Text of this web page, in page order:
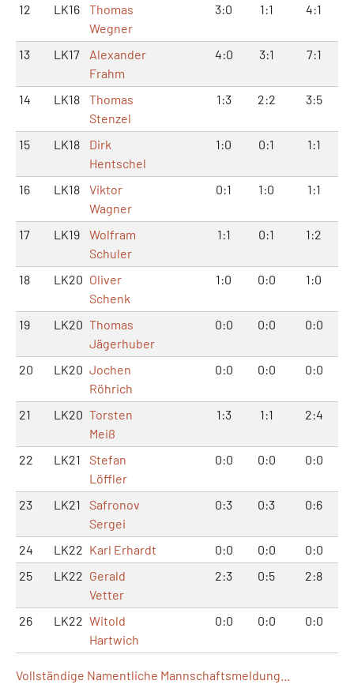
12 LK16
Thomas
Wegner
3:0 1:1 4:1
13 LK17
Alexander
Frahm
4:0 3:1 7:1
14 LK18
Thomas
Stenzel
1:3 2:2 3:5
15 LK18
Dirk
Hentschel
1:0 0:1 1:1
16 LK18
Viktor
Wagner
0:1 1:0 1:1
17 LK19
Wolfram
Schuler
1:1 0:1 1:2
18 LK20 Oliver
Schenk
1:0 0:0 1:0
19 LK20 Thomas
Jägerhuber
0:0 0:0 0:0
20 LK20 Jochen
Röhrich
0:0 0:0 0:0
21 LK20 Torsten
Meiß
1:3 1:1 2:4
22 LK21
Stefan
Löffler
0:0 0:0 0:0
23 LK21
Safronov
Sergei
0:3 0:3 0:6
24 LK22 Karl Erhardt 0:0 0:0
0:0
25
LK22 Gerald
Vetter
2:3 0:5 2:8
26 LK22 Witold
Hartwich
0:0 0:0 0:0
Vollständige Namentliche Mannschaftsmeldung...